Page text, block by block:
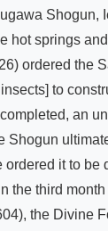
Shogun,
hot springs
ordered the
to
an
Shogun
ordered it to be
the third
the Divine